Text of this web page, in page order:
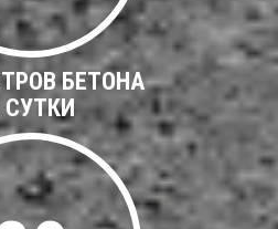
БЕТОНА
СУТКИ